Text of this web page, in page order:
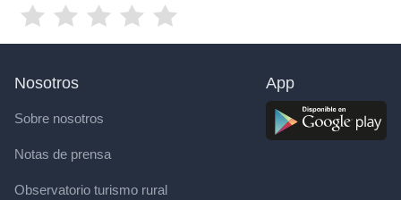
Nosotros
Sobre nosotros
Notas de prensa
Observatorio turismo rural
App